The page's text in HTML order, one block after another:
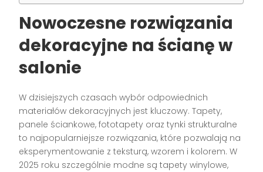
Nowoczesne rozwiązania
dekoracyjne na ścianę w
salonie
W dzisiejszych czasach wybór odpowiednich
materiałów dekoracyjnych jest kluczowy. Tapety,
panele ściankowe, fototapety oraz tynki strukturalne
to najpopularniejsze rozwiązania, które pozwalają na
eksperymentowanie z teksturą, wzorem i kolorem. W
2025 roku szczególnie modne są tapety winylowe,